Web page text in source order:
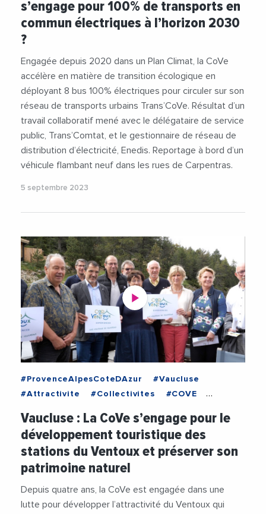
s’engage pour 100% de transports en
commun électriques à l’horizon 2030
?
Engagée depuis 2020 dans un Plan Climat, la CoVe
accélère en matière de transition écologique en
déployant 8 bus 100% électriques pour circuler sur son
réseau de transports urbains Trans’CoVe. Résultat d’un
travail collaboratif mené avec le délégataire de service
public, Trans’Comtat, et le gestionnaire de réseau de
distribution d’électricité, Enedis. Reportage à bord d’un
véhicule flambant neuf dans les rues de Carpentras.
5 septembre 2023
#ProvenceAlpesCoteDAzur
#Vaucluse
#Attractivite
#Collectivites
#COVE
#Etat
#Financement
#JacquelineBouyac
#Loisirs
#MontVentoux
#Nature
#Patrimoine
#RechauffementClimatique
#RegionSudProvenceAlpesCoteDAzur
Vaucluse : La CoVe s’engage pour le
développement touristique des
stations du Ventoux et préserver son
patrimoine naturel
Depuis quatre ans, la CoVe est engagée dans une
lutte pour développer l’attractivité du Ventoux qui